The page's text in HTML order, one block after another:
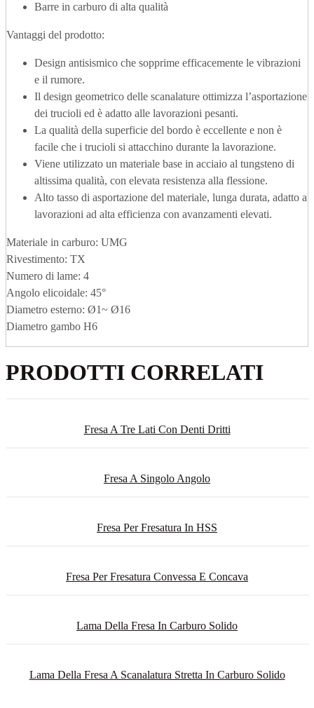
Barre in carburo di alta qualità
Vantaggi del prodotto:
Design antisismico che sopprime efficacemente le vibrazioni
e il rumore.
Il design geometrico delle scanalature ottimizza l’asportazione
dei trucioli ed è adatto alle lavorazioni pesanti.
La qualità della superficie del bordo è eccellente e non è
facile che i trucioli si attacchino durante la lavorazione.
Viene utilizzato un materiale base in acciaio al tungsteno di
altissima qualità, con elevata resistenza alla flessione.
Alto tasso di asportazione del materiale, lunga durata, adatto a
lavorazioni ad alta efficienza con avanzamenti elevati.
Materiale in carburo: UMG
Rivestimento: TX
Numero di lame: 4
Angolo elicoidale: 45°
Diametro esterno: Ø1~ Ø16
Diametro gambo H6
PRODOTTI CORRELATI
Fresa A Tre Lati Con Denti Dritti
Fresa A Singolo Angolo
Fresa Per Fresatura In HSS
Fresa Per Fresatura Convessa E Concava
Lama Della Fresa In Carburo Solido
Lama Della Fresa A Scanalatura Stretta In Carburo Solido